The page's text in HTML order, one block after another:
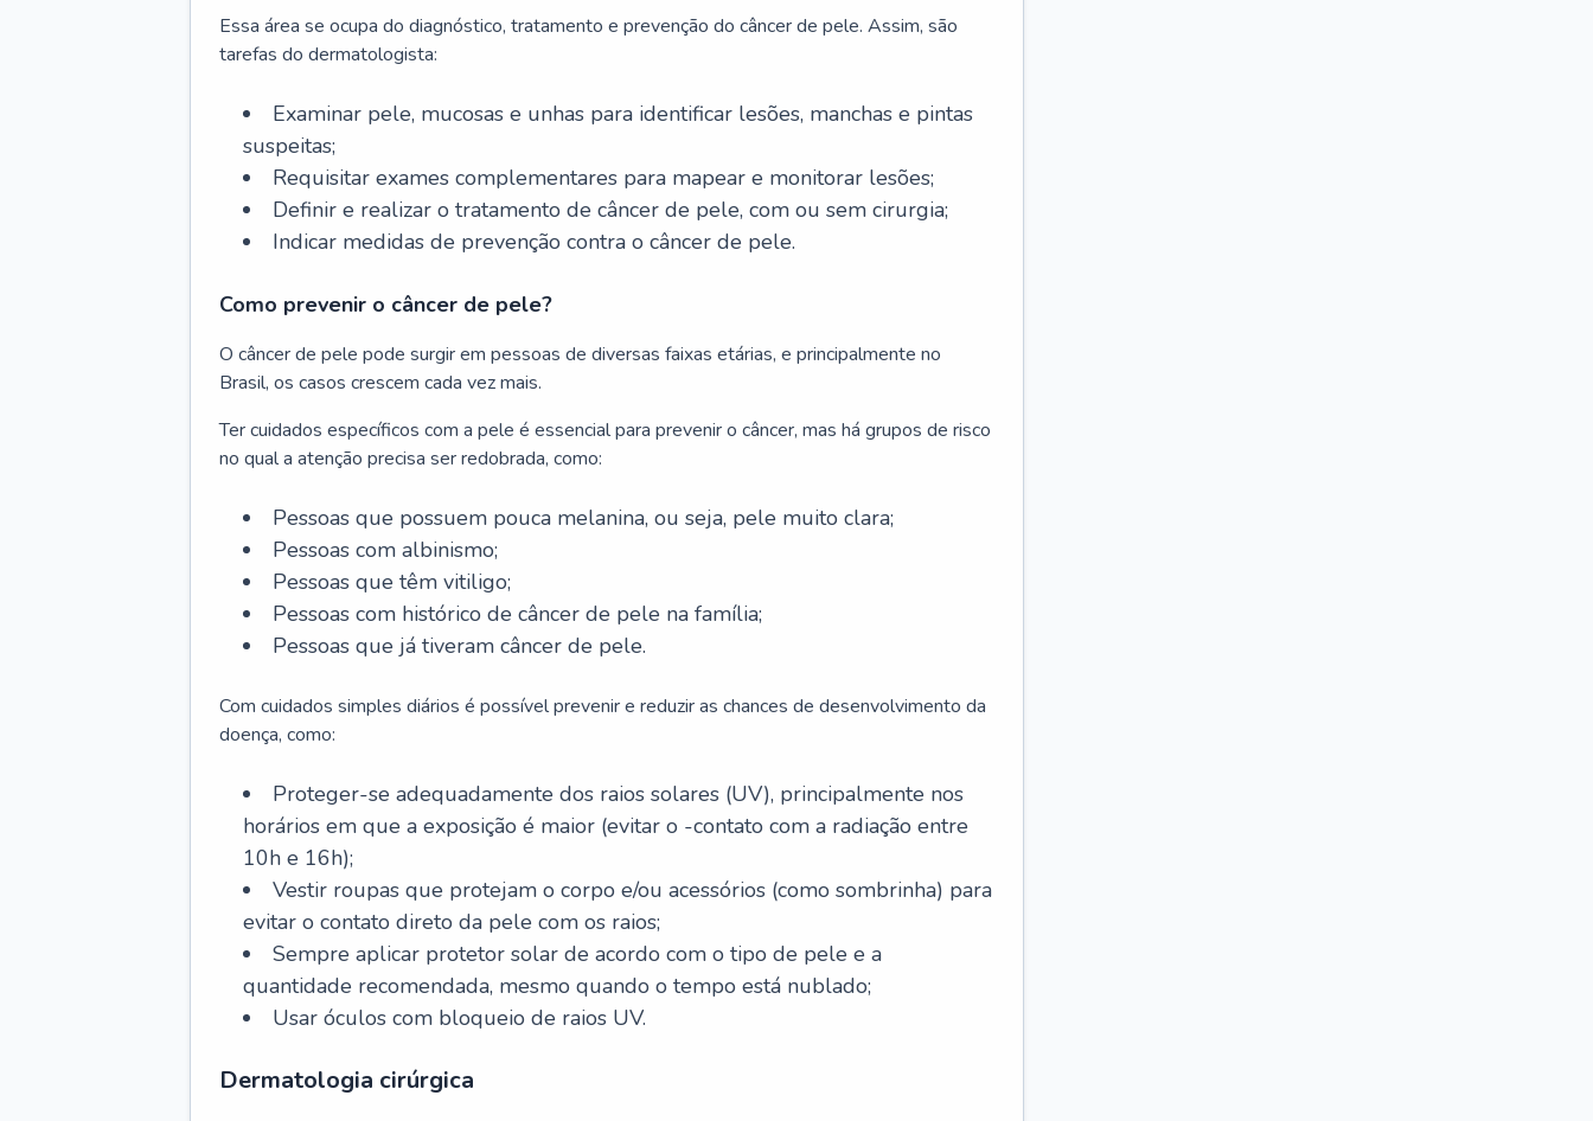
Essa área se ocupa do diagnóstico, tratamento e prevenção do câncer de pele. Assim, são
tarefas do dermatologista:
Examinar pele, mucosas e unhas para identificar lesões, manchas e pintas
suspeitas;
Requisitar exames complementares para mapear e monitorar lesões;
Definir e realizar o tratamento de câncer de pele, com ou sem cirurgia;
Indicar medidas de prevenção contra o câncer de pele.
Como prevenir o câncer de pele?
O câncer de pele pode surgir em pessoas de diversas faixas etárias, e principalmente no
Brasil, os casos crescem cada vez mais.
Ter cuidados específicos com a pele é essencial para prevenir o câncer, mas há grupos de risco
no qual a atenção precisa ser redobrada, como:
Pessoas que possuem pouca melanina, ou seja, pele muito clara;
Pessoas com albinismo;
Pessoas que têm vitiligo;
Pessoas com histórico de câncer de pele na família;
Pessoas que já tiveram câncer de pele.
Com cuidados simples diários é possível prevenir e reduzir as chances de desenvolvimento da
doença, como:
Proteger-se adequadamente dos raios solares (UV), principalmente nos
horários em que a exposição é maior (evitar o -contato com a radiação entre
10h e 16h);
Vestir roupas que protejam o corpo e/ou acessórios (como sombrinha) para
evitar o contato direto da pele com os raios;
Sempre aplicar protetor solar de acordo com o tipo de pele e a
quantidade recomendada, mesmo quando o tempo está nublado;
Usar óculos com bloqueio de raios UV.
Dermatologia cirúrgica